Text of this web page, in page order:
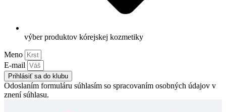
výber produktov kórejskej kozmetiky
Meno
E-mail
Prihlásiť sa do klubu
Odoslaním formuláru súhlasím so spracovaním osobných údajov v
znení súhlasu.